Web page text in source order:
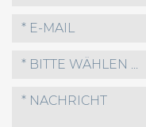
* BITTE WÄHLEN ...